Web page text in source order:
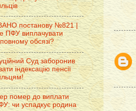
постанову №821 |
ПФУ виплачувати
повному обсязі?
Суд заборонив
індексацію пенсії
помер до виплати
чи успадкує родина